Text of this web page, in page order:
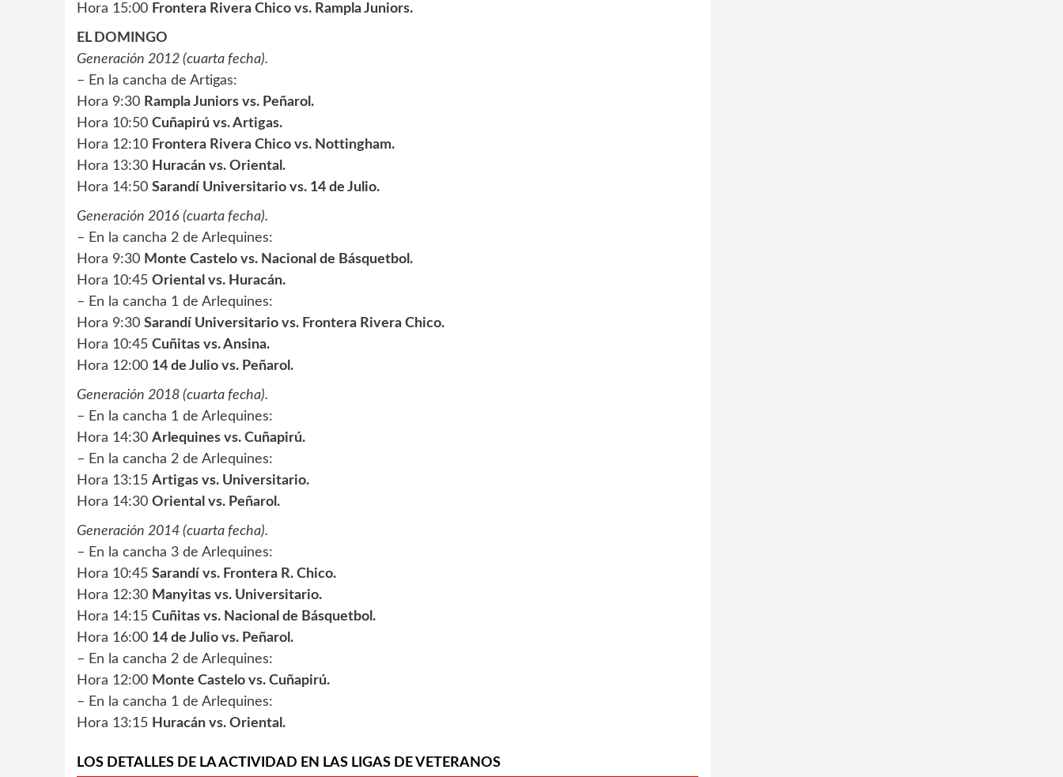
Hora 15:00 Frontera Rivera Chico vs. Rampla Juniors.
EL DOMINGO
Generación 2012 (cuarta fecha).
– En la cancha de Artigas:
Hora 9:30 Rampla Juniors vs. Peñarol.
Hora 10:50 Cuñapirú vs. Artigas.
Hora 12:10 Frontera Rivera Chico vs. Nottingham.
Hora 13:30 Huracán vs. Oriental.
Hora 14:50 Sarandí Universitario vs. 14 de Julio.
Generación 2016 (cuarta fecha).
– En la cancha 2 de Arlequines:
Hora 9:30 Monte Castelo vs. Nacional de Básquetbol.
Hora 10:45 Oriental vs. Huracán.
– En la cancha 1 de Arlequines:
Hora 9:30 Sarandí Universitario vs. Frontera Rivera Chico.
Hora 10:45 Cuñitas vs. Ansina.
Hora 12:00 14 de Julio vs. Peñarol.
Generación 2018 (cuarta fecha).
– En la cancha 1 de Arlequines:
Hora 14:30 Arlequines vs. Cuñapirú.
– En la cancha 2 de Arlequines:
Hora 13:15 Artigas vs. Universitario.
Hora 14:30 Oriental vs. Peñarol.
Generación 2014 (cuarta fecha).
– En la cancha 3 de Arlequines:
Hora 10:45 Sarandí vs. Frontera R. Chico.
Hora 12:30 Manyitas vs. Universitario.
Hora 14:15 Cuñitas vs. Nacional de Básquetbol.
Hora 16:00 14 de Julio vs. Peñarol.
– En la cancha 2 de Arlequines:
Hora 12:00 Monte Castelo vs. Cuñapirú.
– En la cancha 1 de Arlequines:
Hora 13:15 Huracán vs. Oriental.
LOS DETALLES DE LA ACTIVIDAD EN LAS LIGAS DE VETERANOS